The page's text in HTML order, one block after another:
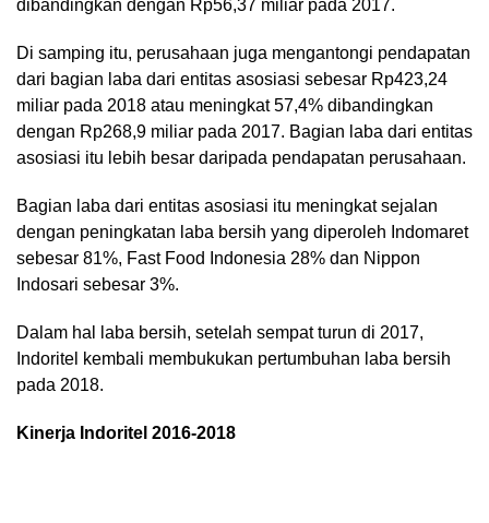
dibandingkan dengan Rp56,37 miliar pada 2017.
Di samping itu, perusahaan juga mengantongi pendapatan
dari bagian laba dari entitas asosiasi sebesar Rp423,24
miliar pada 2018 atau meningkat 57,4% dibandingkan
dengan Rp268,9 miliar pada 2017. Bagian laba dari entitas
asosiasi itu lebih besar daripada pendapatan perusahaan.
Bagian laba dari entitas asosiasi itu meningkat sejalan
dengan peningkatan laba bersih yang diperoleh Indomaret
sebesar 81%, Fast Food Indonesia 28% dan Nippon
Indosari sebesar 3%.
Dalam hal laba bersih, setelah sempat turun di 2017,
Indoritel kembali membukukan pertumbuhan laba bersih
pada 2018.
Kinerja Indoritel 2016-2018